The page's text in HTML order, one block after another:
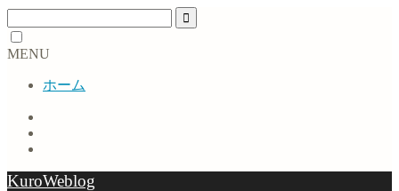
MENU
ホーム
KuroWeblog